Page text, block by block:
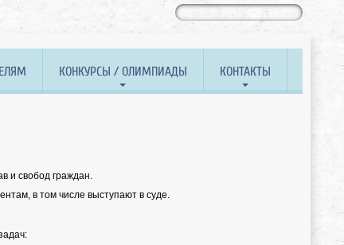
КОНКУРСЫ / ОЛИМПИАДЫ КОНТАКТЫ
и свобод граждан.
в том числе выступают в суде.